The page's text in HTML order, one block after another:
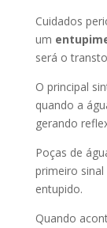
Cuidados
um
será o
O principal
quando a
gerando
Poças de
primeiro
entupido.
Quando